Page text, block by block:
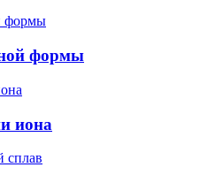
формы
иона